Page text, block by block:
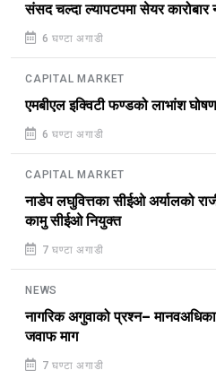
संसद चल्दा ल्यापटपमा सेयर कारोबार
6 घण्टा अगाडी
CAPITAL MARKET
एमबीएल इक्विटी फण्डको लाभांश
6 घण्टा अगाडी
CAPITAL MARKET
नाडेप लघुवित्तका सीईओ अर्यालको
कामु सीईओ नियुक्त
7 घण्टा अगाडी
NEWS
नागरिक अगुवाको प्रश्न–
जवाफ माग
7 घण्टा अगाडी